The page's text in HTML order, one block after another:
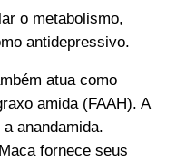
o metabolismo,
antidepressivo.
atua como
amida (FAAH). A
anandamida.
fornece seus